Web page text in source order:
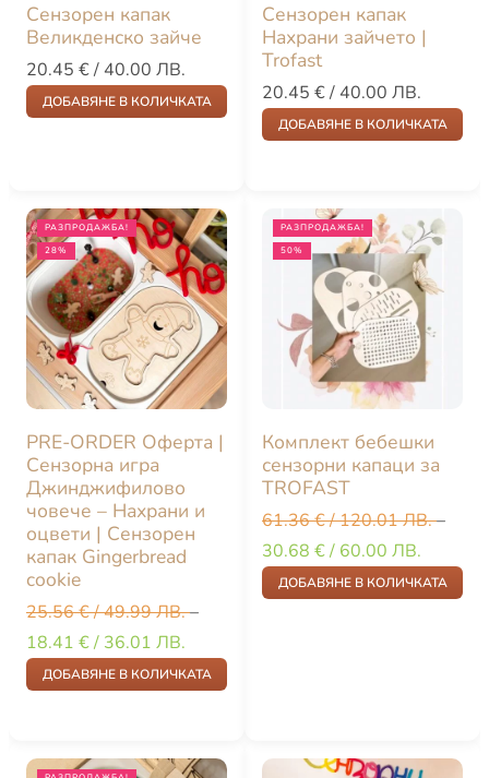
Сензорен капак
Великденско зайче
20.45 €/ 40.00 ЛВ.
ДОБАВЯНЕ В КОЛИЧКАТА
Сензорен капак
Нахрани зайчето |
Trofast
20.45 €/ 40.00 ЛВ.
ДОБАВЯНЕ В КОЛИЧКАТА
РАЗПРОДАЖБА!
28%
PRE-ORDER Оферта |
Сензорна игра
Джинджифилово
човече – Нахрани и
оцвети | Сензорен
капак Gingerbread
cookie
25.56€/ 49.99 ЛВ.–
18.41 €/ 36.01 ЛВ.
ДОБАВЯНЕ В КОЛИЧКАТА
РАЗПРОДАЖБА!
50%
Комплект бебешки
сензорни капаци за
TROFAST
61.36€/ 120.01 ЛВ.–
30.68 €/ 60.00 ЛВ.
ДОБАВЯНЕ В КОЛИЧКАТА